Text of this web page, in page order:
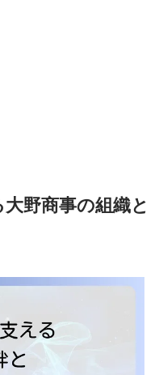
野商事の組織と